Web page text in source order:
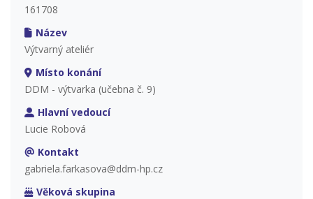
161708
Název
Výtvarný ateliér
Místo konání
DDM - výtvarka (učebna č. 9)
Hlavní vedoucí
Lucie Robová
Kontakt
gabriela.farkasova@ddm-hp.cz
Věková skupina